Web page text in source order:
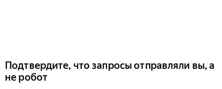
Подтвердите, что запросы отправляли вы, а
не робот